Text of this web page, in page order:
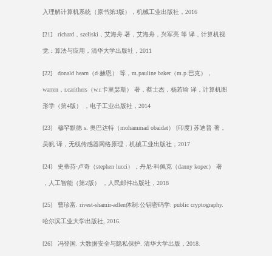
入理解计算机系统（原书第3版），机械工业出版社， 2016
[21] richard szeliski ，艾海舟 著，艾海舟，兴军亮 等 译，计算机视
觉：算法与应用，清华大学出版社， 2011
[22] donald hearn （d·赫恩） 等， m.pauline baker（m.p. 巴克），
warren r.carithers （w.r.卡里瑟斯） 著，蔡士杰，杨若瑜 译，计算机图
形学（第4版） ，电子工业出版社， 2014
[23] 穆罕默德 s. 奥巴达特（mohammad obaidat） [印度] 苏迪普 著，
吴帆 译，无线传感器网络原理，机械工业出版社， 2017
[24] 史蒂芬· 卢奇（stephen lucci），丹尼·科佩克（danny kopec） 著
，人工智能（第2版） ，人民邮件出版社， 2018
[25] 曹珍富. rivest-shamir-adlen体制 :公钥密码学: public cryptography.
哈尔滨工业大学出版社, 2016.
[26] 冯登国 大数据安全与隐私保护 清华大学出版， 2018.